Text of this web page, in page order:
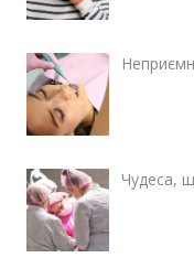
Чудеса,